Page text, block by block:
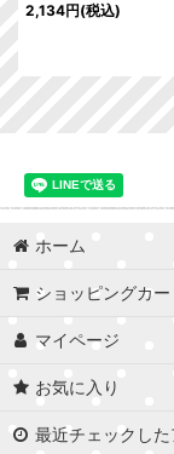
2,134円(税込)
ホーム
ショッピングカー
マイページ
お気に入り
最近チェックした